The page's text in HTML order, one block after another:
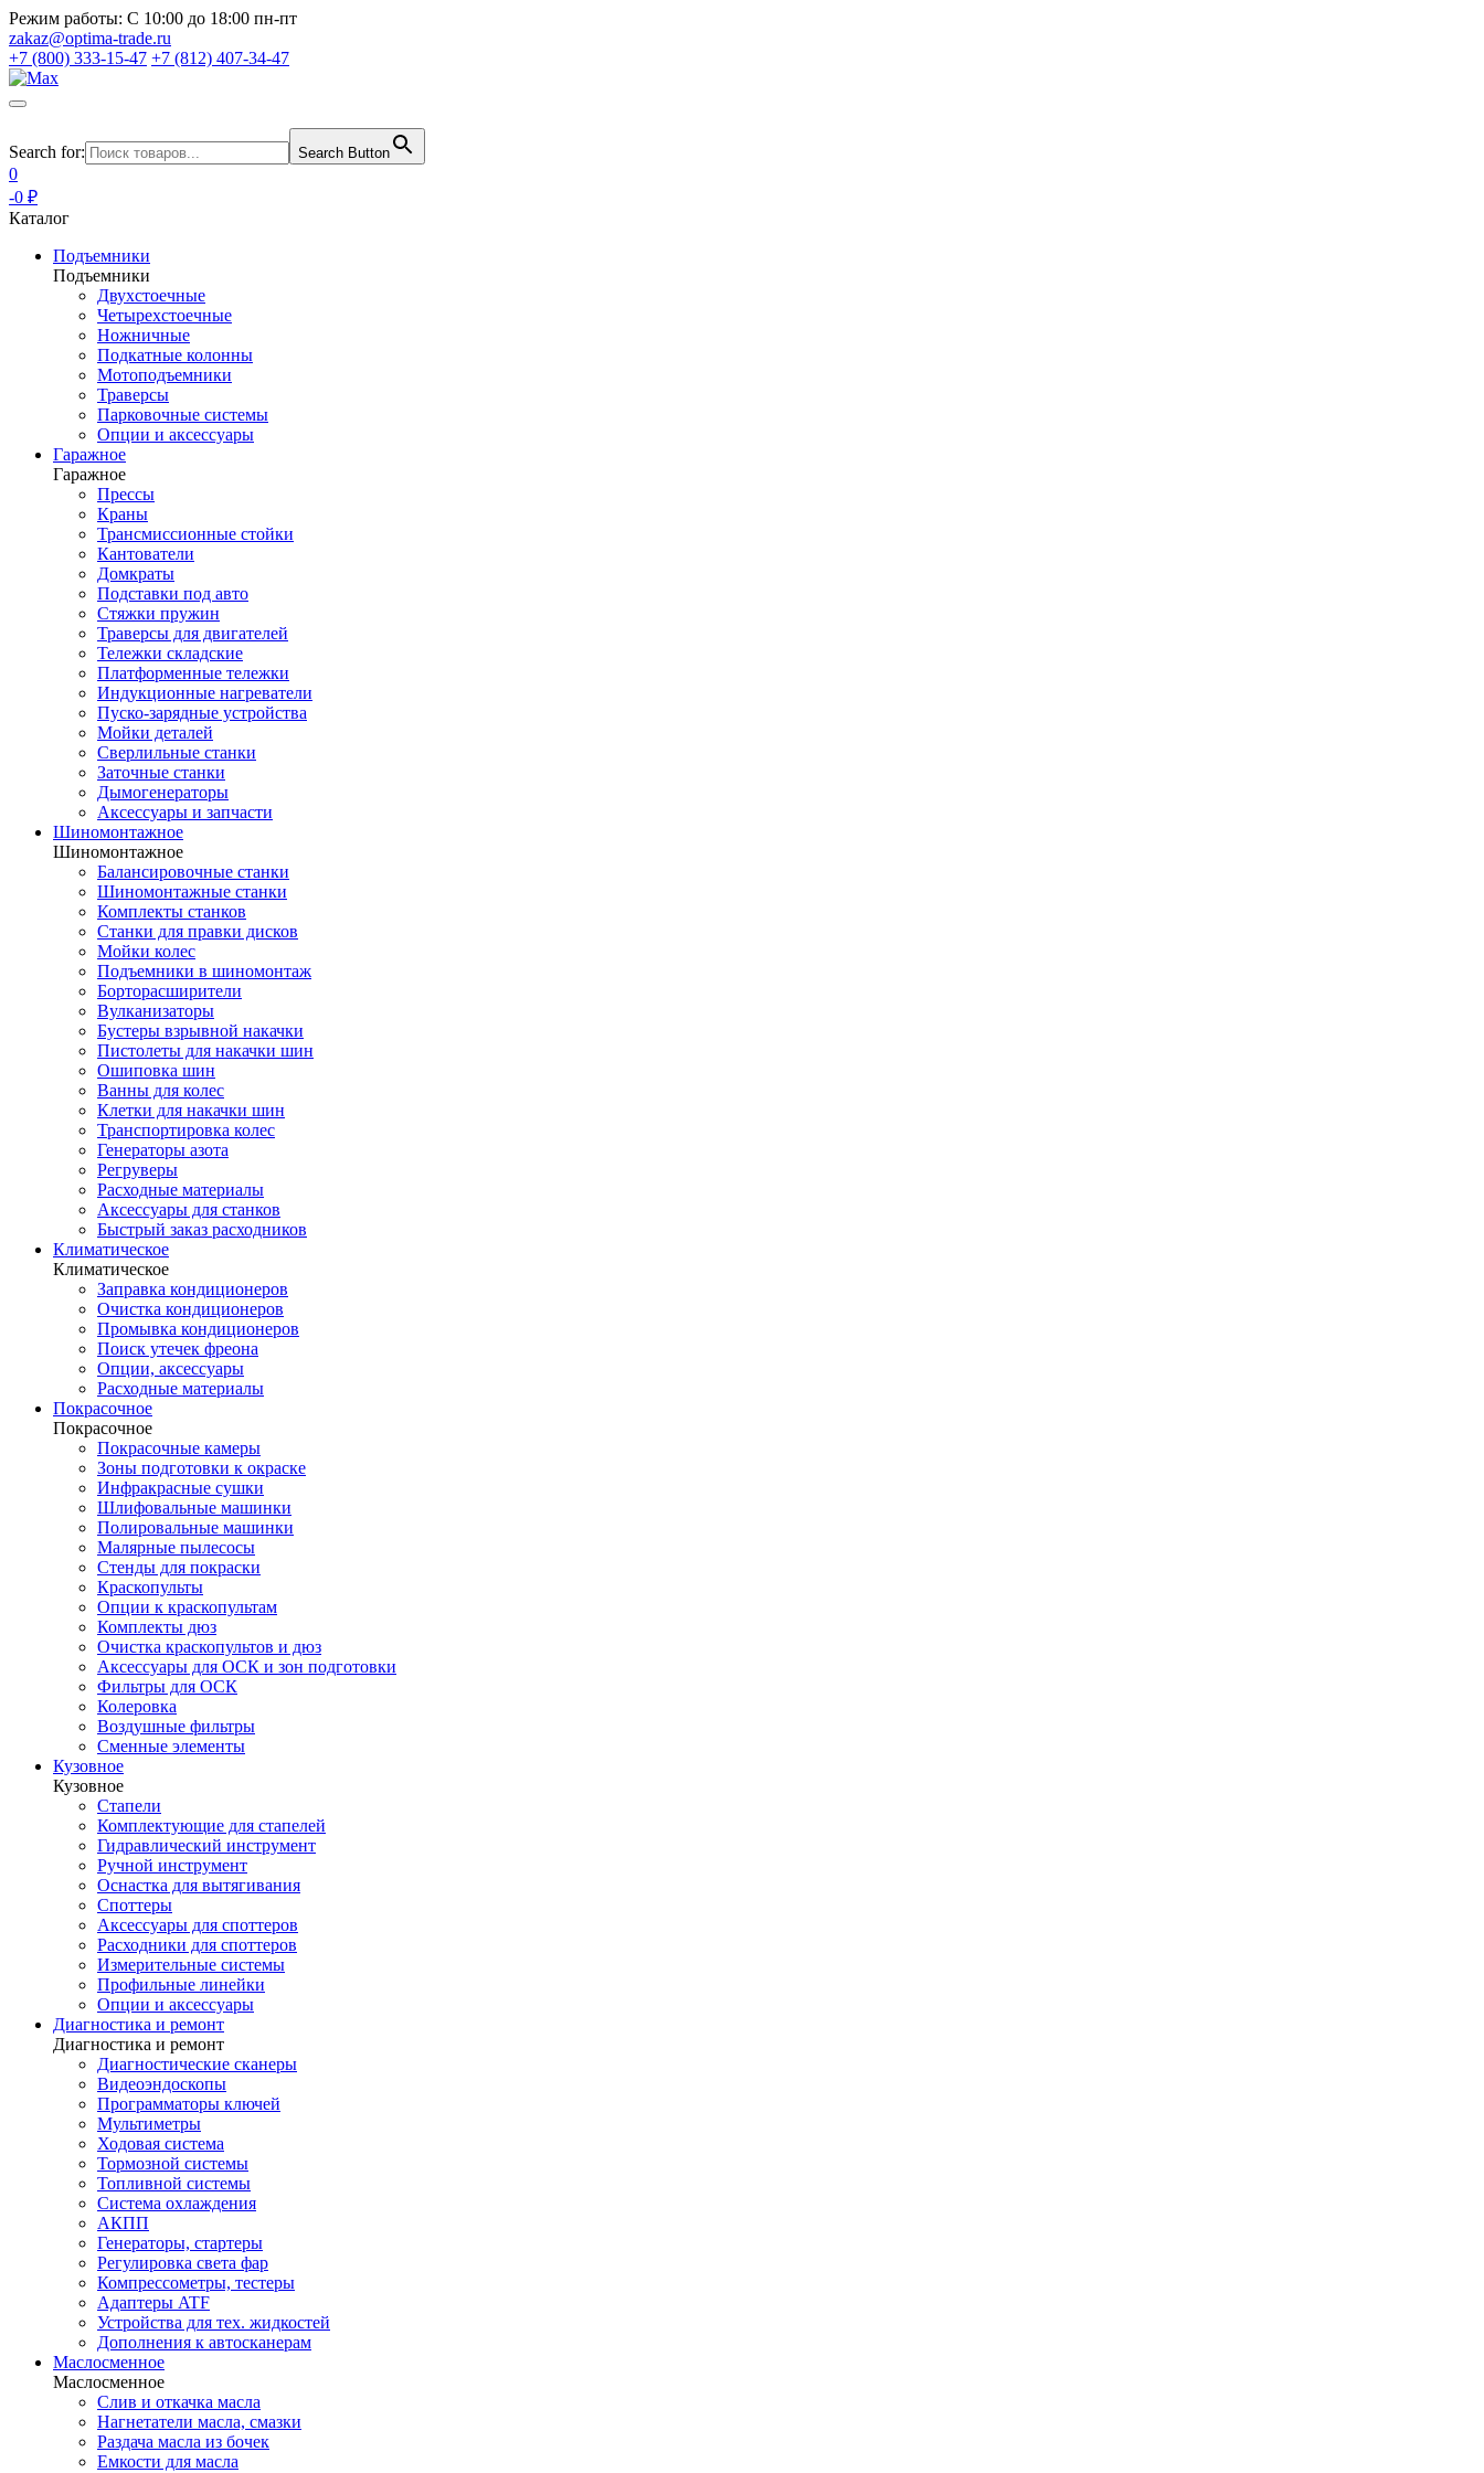
Режим работы: С 10:00 до 18:00 пн-пт
zakaz@optima-trade.ru
+7 (800) 333-15-47 +7 (812) 407-34-47
Search for: Search Button
0
-0 ₽
Каталог
Подъемники
Подъемники
Двухстоечные
Четырехстоечные
Ножничные
Подкатные колонны
Мотоподъемники
Траверсы
Парковочные системы
Опции и аксессуары
Гаражное
Гаражное
Прессы
Краны
Трансмиссионные стойки
Кантователи
Домкраты
Подставки под авто
Стяжки пружин
Траверсы для двигателей
Тележки складские
Платформенные тележки
Индукционные нагреватели
Пуско-зарядные устройства
Мойки деталей
Сверлильные станки
Заточные станки
Дымогенераторы
Аксессуары и запчасти
Шиномонтажное
Шиномонтажное
Балансировочные станки
Шиномонтажные станки
Комплекты станков
Станки для правки дисков
Мойки колес
Подъемники в шиномонтаж
Борторасширители
Вулканизаторы
Бустеры взрывной накачки
Пистолеты для накачки шин
Ошиповка шин
Ванны для колес
Клетки для накачки шин
Транспортировка колес
Генераторы азота
Регруверы
Расходные материалы
Аксессуары для станков
Быстрый заказ расходников
Климатическое
Климатическое
Заправка кондиционеров
Очистка кондиционеров
Промывка кондиционеров
Поиск утечек фреона
Опции, аксессуары
Расходные материалы
Покрасочное
Покрасочное
Покрасочные камеры
Зоны подготовки к окраске
Инфракрасные сушки
Шлифовальные машинки
Полировальные машинки
Малярные пылесосы
Стенды для покраски
Краскопульты
Опции к краскопультам
Комплекты дюз
Очистка краскопультов и дюз
Аксессуары для ОСК и зон подготовки
Фильтры для ОСК
Колеровка
Воздушные фильтры
Сменные элементы
Кузовное
Кузовное
Стапели
Комплектующие для стапелей
Гидравлический инструмент
Ручной инструмент
Оснастка для вытягивания
Споттеры
Аксессуары для споттеров
Расходники для споттеров
Измерительные системы
Профильные линейки
Опции и аксессуары
Диагностика и ремонт
Диагностика и ремонт
Диагностические сканеры
Видеоэндоскопы
Программаторы ключей
Мультиметры
Ходовая система
Тормозной системы
Топливной системы
Система охлаждения
АКПП
Генераторы, стартеры
Регулировка света фар
Компрессометры, тестеры
Адаптеры ATF
Устройства для тех. жидкостей
Дополнения к автосканерам
Маслосменное
Маслосменное
Слив и откачка масла
Нагнетатели масла, смазки
Раздача масла из бочек
Емкости для масла